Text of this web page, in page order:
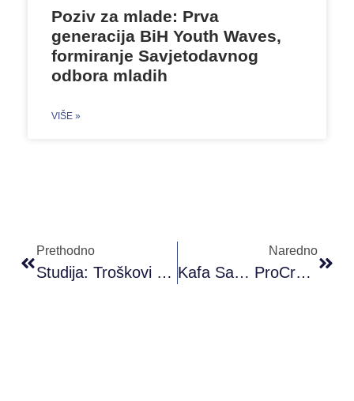
Poziv za mlade: Prva
generacija BiH Youth Waves,
formiranje Savjetodavnog
odbora mladih
VIŠE »
Prethodno
Studija: Troškovi Visokog Obrazovanja U BiH
Naredno
Kafa Sa… ProCredit Bank – Poziv Za Mlade Iz Sarajeva